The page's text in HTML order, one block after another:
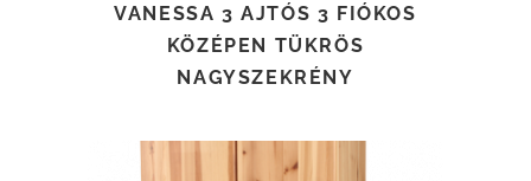
VANESSA 3 AJTÓS 3 FIÓKOS
KÖZÉPEN TÜKRÖS
NAGYSZEKRÉNY